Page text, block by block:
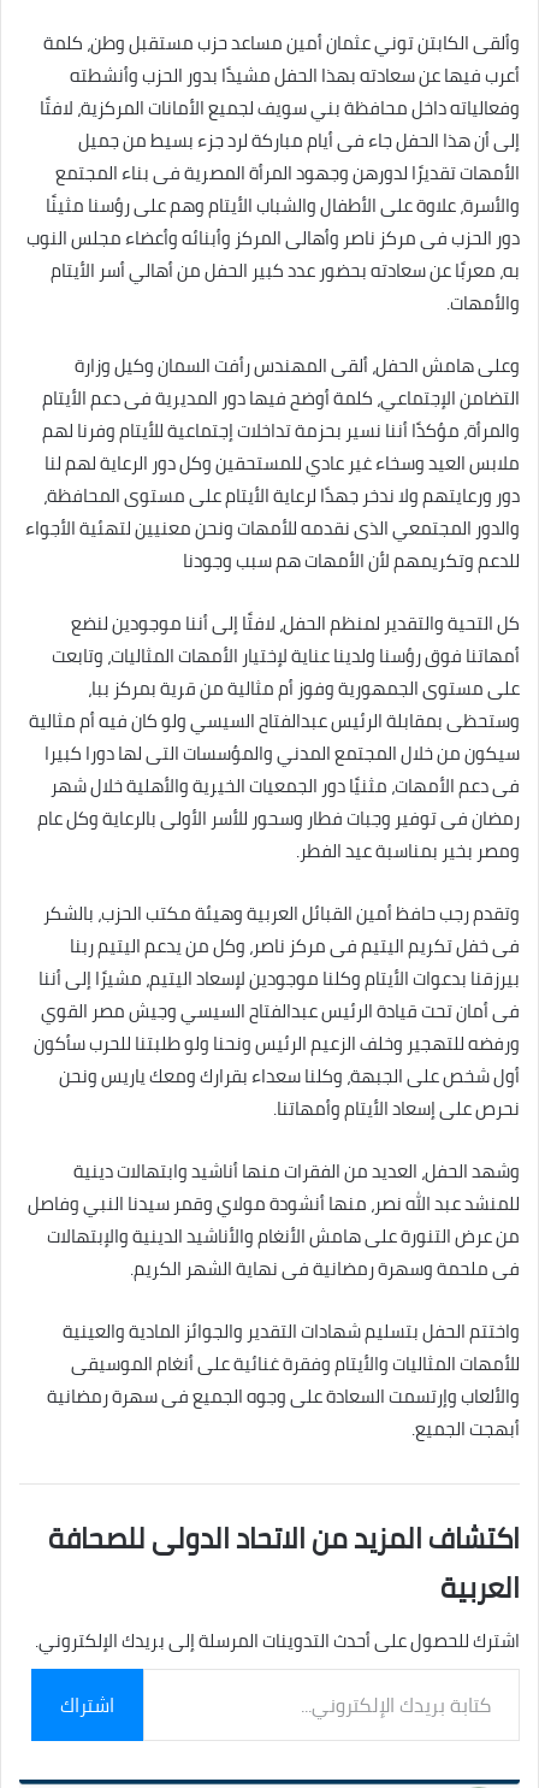
وألقى الكابتن توني عثمان أمين مساعد حزب مستقبل وطن، كلمة
أعرب فيها عن سعادته بهذا الحفل مشيدًا بدور الحزب وأنشطته
وفعالياته داخل محافظة بني سويف لجميع الأمانات المركزية، لافتًا
إلى أن هذا الحفل جاء فى أيام مباركة لرد جزء بسيط من جميل
الأمهات تقديرًا لدورهن وجهود المرأة المصرية فى بناء المجتمع
والأسرة، علاوة على الأطفال والشباب الأيتام وهم على رؤسنا مثينًا
دور الحزب فى مركز ناصر وأهالى المركز وأبنائه وأعضاء مجلس النوب
به، معربًا عن سعادته بحضور عدد كبير الحفل من أهالي أسر الأيتام
والأمهات.
وعلى هامش الحفل، ألقى المهندس رأفت السمان وكيل وزارة
التضامن الإجتماعي، كلمة أوضح فيها دور المديرية فى دعم الأيتام
والمرأة، مؤكدًا أننا نسير بحزمة تداخلات إجتماعية للأيتام وفرنا لهم
ملابس العيد وسخاء غير عادي للمستحقين وكل دور الرعاية لهم لنا
دور ورعايتهم ولا ندخر جهدًا لرعاية الأيتام على مستوى المحافظة،
والدور المجتمعي الذى نقدمه للأمهات ونحن معنيين لتهئية الأجواء
للدعم وتكريمهم لأن الأمهات هم سبب وجودنا
كل التحية والتقدير لمنظم الحفل، لافتًا إلى أننا موجودين لنضع
أمهاتنا فوق رؤسنا ولدينا عناية لإختيار الأمهات المثاليات، وتابعت
على مستوى الجمهورية وفوز أم مثالية من قرية بمركز ببا،
وستحظى بمقابلة الرئيس عبدالفتاح السيسي ولو كان فيه أم مثالية
سيكون من خلال المجتمع المدني والمؤسسات التى لها دورا كبيرا
فى دعم الأمهات، مثنيًا دور الجمعيات الخيرية والأهلية خلال شهر
رمضان فى توفير وجبات فطار وسحور للأسر الأولى بالرعاية وكل عام
ومصر بخير بمناسبة عيد الفطر.
وتقدم رجب حافظ أمين القبائل العربية وهيئة مكتب الحزب، بالشكر
فى خفل تكريم اليتيم فى مركز ناصر، وكل من يدعم اليتيم ربنا
بيرزقنا بدعوات الأيتام وكلنا موجودين لإسعاد اليتيم، مشيرًا إلى أننا
فى أمان تحت قيادة الرئيس عبدالفتاح السيسي وجيش مصر القوي
ورفضه للتهجير وخلف الزعيم الرئيس ونحنا ولو طلبتنا للحرب سأكون
أول شخص على الجبهة، وكلنا سعداء بقرارك ومعك ياريس ونحن
نحرص على إسعاد الأيتام وأمهاتنا.
وشهد الحفل، العديد من الفقرات منها أناشيد وابتهالات دينية
للمنشد عبد الله نصر، منها أنشودة مولاي وقمر سيدنا النبي وفاصل
من عرض التنورة على هامش الأنغام والأناشيد الدينية والإبتهالات
فى ملحمة وسهرة رمضانية فى نهاية الشهر الكريم.
واختتم الحفل بتسليم شهادات التقدير والجوائز المادية والعينية
للأمهات المثاليات والأيتام وفقرة غنائية على أنغام الموسيقى
والألعاب وإرتسمت السعادة على وجوه الجميع فى سهرة رمضانية
أبهجت الجميع.
اكتشاف المزيد من الاتحاد الدولى للصحافة
العربية
اشترك للحصول على أحدث التدوينات المرسلة إلى بريدك الإلكتروني.
بريدك
الإلكتروني...
اشتراك